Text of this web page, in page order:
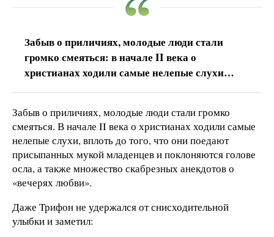
Забыв о приличиях, молодые люди стали
громко смеяться: в начале II века о
христианах ходили самые нелепые слухи…
Забыв о приличиях, молодые люди стали громко
смеяться. В начале II века о христианах ходили самые
нелепые слухи, вплоть до того, что они поедают
присыпанных мукой младенцев и поклоняются голове
осла, а также множество скабрезных анекдотов о
«вечерях любви».
Даже Трифон не удержался от снисходительной
улыбки и заметил: